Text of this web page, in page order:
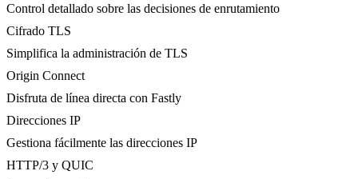
Control detallado sobre las decisiones de enrutamiento
Cifrado TLS
Simplifica la administración de TLS
Origin Connect
Disfruta de línea directa con Fastly
Direcciones IP
Gestiona fácilmente las direcciones IP
HTTP/3 y QUIC